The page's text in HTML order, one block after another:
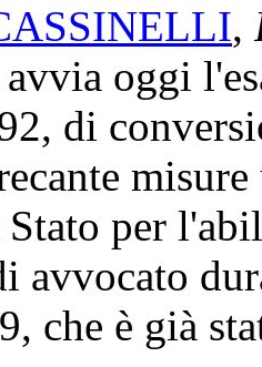
,
oggi
di
Stato per
avvocato
che è già